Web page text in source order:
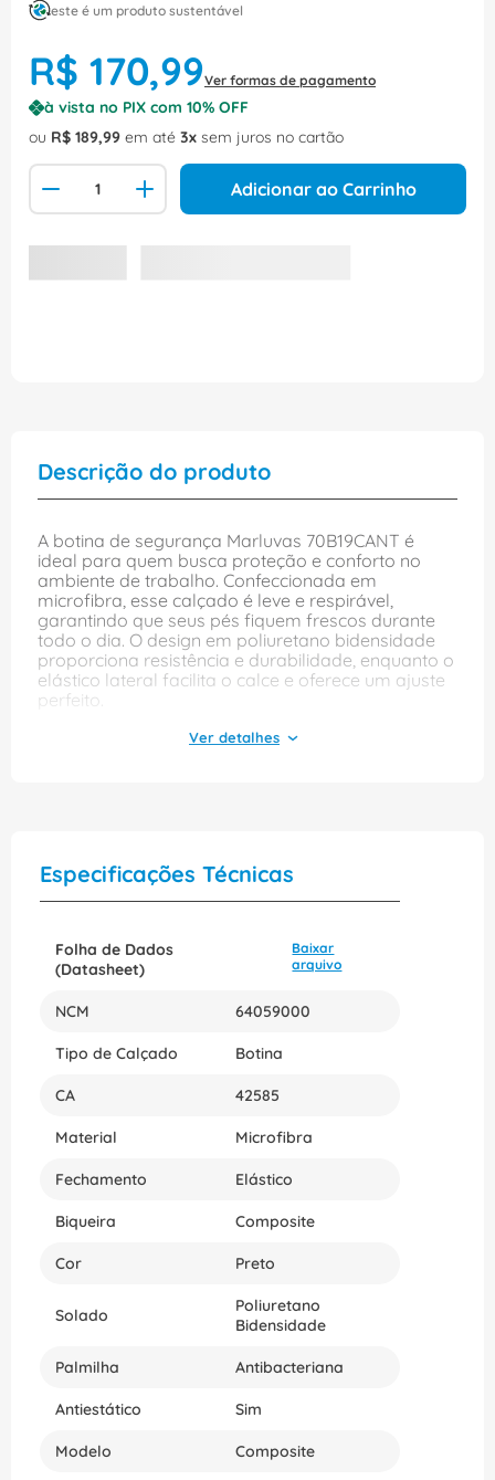
este é um produto sustentável
R$ 170,99Ver formas de pagamento
à vista no PIX com 10% OFF
ou R$ 189,99 em até 3 sem juros no cartão
Adicionar ao Carrinho
Descrição do produto
A botina de segurança Marluvas 70B19CANT é
ideal para quem busca proteção e conforto no
ambiente de trabalho. Confeccionada em
microfibra, esse calçado é leve e respirável,
garantindo que seus pés fiquem frescos durante
todo o dia. O design em poliuretano bidensidade
proporciona resistência e durabilidade, enquanto o
elástico lateral facilita o calce e oferece um ajuste
perfeito.
Com biqueira em composite, a botina oferece
qualidade e proteção para os seus pés.
Especificações Técnicas
Folha de Dados
(Datasheet)
Baixar
arquivo
NCM 64059000
Tipo de Calçado Botina
CA 42585
Material Microfibra
Fechamento Elástico
Biqueira Composite
Cor Preto
Solado
Poliuretano
Bidensidade
Palmilha Antibacteriana
Antiestático Sim
Modelo Composite